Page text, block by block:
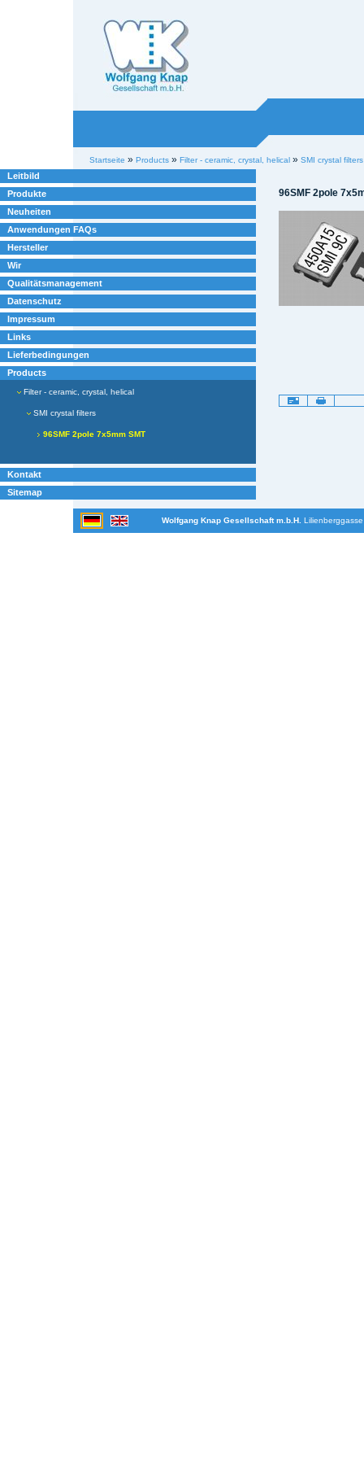
Sektionen
Benutzerspezifische
Werkzeuge
Startseite » Products » Filter - ceramic, crystal, helical » SMI crystal filters
Leitbild
Produkte
Neuheiten
Anwendungen FAQs
Hersteller
Wir
Qualitätsmanagement
Datenschutz
Impressum
Links
Lieferbedingungen
Products
Filter - ceramic, crystal, helical
SMI crystal filters
96SMF 2pole 7x5mm SMT
Kontakt
Sitemap
96SMF 2pole
Artikelaktionen
Wolfgang Knap Gesellschaft m.b.H.